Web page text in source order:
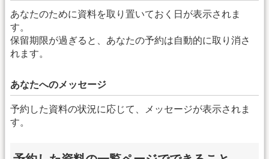
あなたのために資料を取り置いておく日が表示されま
す。
保留期限が過ぎると、あなたの予約は自動的に取り消さ
れます。
あなたへのメッセージ
予約した資料の状況に応じて、メッセージが表示されま
す。